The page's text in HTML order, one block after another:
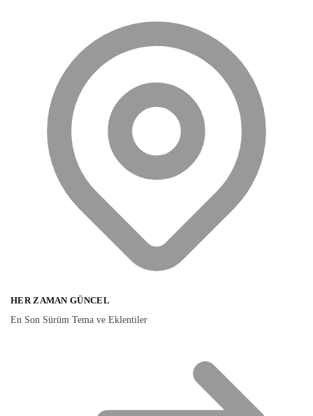
HER ZAMAN GÜNCEL
En Son Sürüm Tema ve Eklentiler